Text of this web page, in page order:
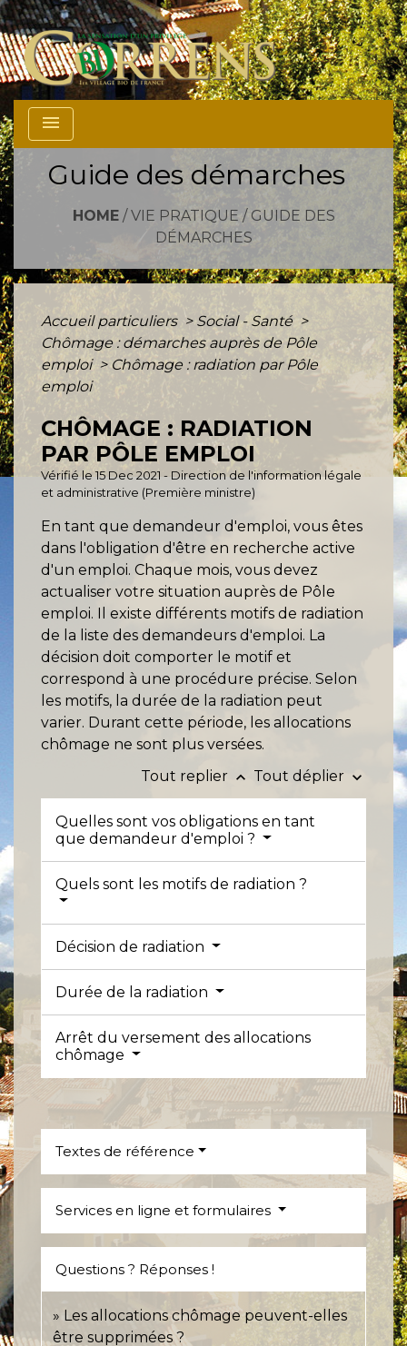
menu
Guide des démarches
HOME/ VIE PRATIQUE / GUIDE DES
DÉMARCHES
Accueil particuliers > Social - Santé >
Chômage : démarches auprès de Pôle
emploi > Chômage : radiation par Pôle
emploi
CHÔMAGE : RADIATION
PAR PÔLE EMPLOI
Vérifié le 15 Dec 2021 - Direction de l'information légale
et administrative (Première ministre)
En tant que demandeur d'emploi, vous êtes
dans l'obligation d'être en recherche active
d'un emploi. Chaque mois, vous devez
actualiser votre situation auprès de Pôle
emploi. Il existe différents motifs de radiation
de la liste des demandeurs d'emploi. La
décision doit comporter le motif et
correspond à une procédure précise. Selon
les motifs, la durée de la radiation peut
varier. Durant cette période, les allocations
chômage ne sont plus versées.
Tout replier keyboard_arrow_up Tout déplier keyboard_arrow_down
Quelles sont vos obligations en tant
que demandeur d'emploi ?
Quels sont les motifs de radiation ?
Décision de radiation
Durée de la radiation
Arrêt du versement des allocations
chômage
Textes de référence
Services en ligne et formulaires
Questions ? Réponses !
Les allocations chômage peuvent-elles
être supprimées ?